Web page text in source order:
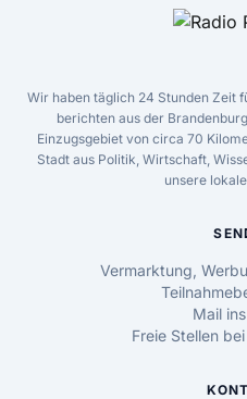
Wir haben täglich 24 Stunden Zeit
berichten aus der
Einzugsgebiet von circa 70
Stadt aus Politik, Wirtschaft,
unsere
Vermarktung,
Mail
Freie Stellen